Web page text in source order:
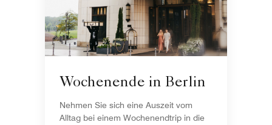
Wochenende in Berlin
Nehmen Sie sich eine Auszeit vom
Alltag bei einem Wochenendtrip in die